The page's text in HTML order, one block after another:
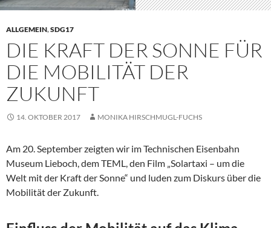
ALLGEMEIN,SDG17
DIE KRAFT DER SONNE FÜR
DIE MOBILITÄT DER
ZUKUNFT
14. OKTOBER 2017 MONIKA HIRSCHMUGL-FUCHS
Am 20. September zeigten wir im Technischen Eisenbahn
Museum Lieboch, dem TEML, den Film „Solartaxi – um die
Welt mit der Kraft der Sonne“ und luden zum Diskurs über die
Mobilität der Zukunft.